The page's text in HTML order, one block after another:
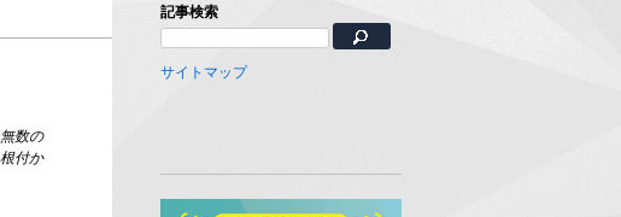
数の
付か
記事検索
サイトマップ